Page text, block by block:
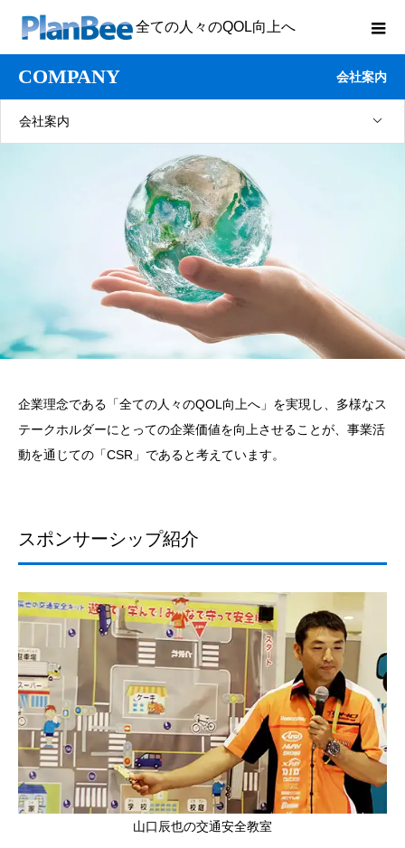
全ての人々のQOL向上へ
COMPANY 会社案内
会社案内
企業理念である「全ての人々のQOL向上へ」を実現し、多様なス
テークホルダーにとっての企業価値を向上させることが、事業活
動を通じての「CSR」であると考えています。
スポンサーシップ紹介
山口辰也の交通安全教室